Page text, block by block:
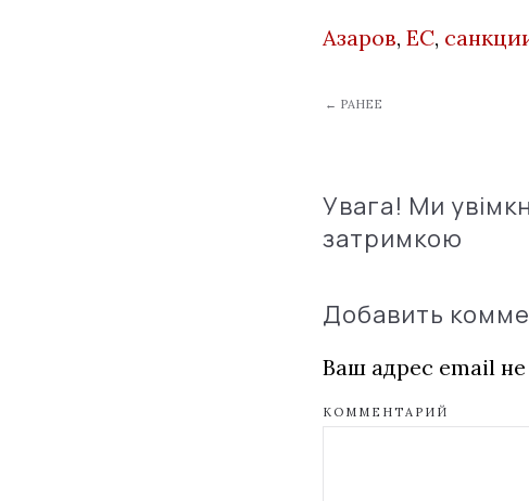
Азаров, ЕС,
← РАНЕЕ
Увага! Ми
затримкою
Добавить
Ваш адрес email
КОММЕНТАРИЙ